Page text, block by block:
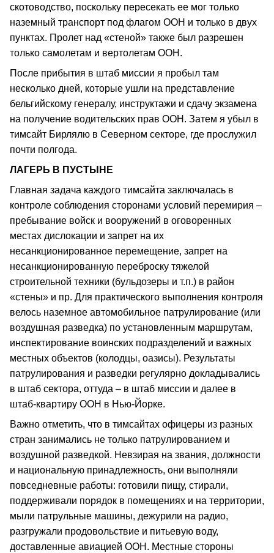
скотоводство, поскольку пересекать ее мог только
наземный транспорт под флагом ООН и только в двух
пунктах. Пролет над «стеной» также был разрешен
только самолетам и вертолетам ООН.
После прибытия в штаб миссии я пробыл там
несколько дней, которые ушли на представление
бельгийскому генералу, инструктажи и сдачу экзамена
на получение водительских прав ООН. Затем я убыл в
тимсайт Бирлялю в Северном секторе, где прослужил
почти полгода.
ЛАГЕРЬ В ПУСТЫНЕ
Главная задача каждого тимсайта заключалась в
контроле соблюдения сторонами условий перемирия –
пребывание войск и вооружений в оговоренных
местах дислокации и запрет на их
несанкционированное перемещение, запрет на
несанкционированную переброску тяжелой
строительной техники (бульдозеры и т.п.) в район
«стены» и пр. Для практического выполнения контроля
велось наземное автомобильное патрулирование (или
воздушная разведка) по установленным маршрутам,
инспектирование воинских подразделений и важных
местных объектов (колодцы, оазисы). Результаты
патрулирования и разведки регулярно докладывались
в штаб сектора, оттуда – в штаб миссии и далее в
штаб-квартиру ООН в Нью-Йорке.
Важно отметить, что в тимсайтах офицеры из разных
стран занимались не только патрулированием и
воздушной разведкой. Невзирая на звания, должности
и национальную принадлежность, они выполняли
повседневные работы: готовили пищу, стирали,
поддерживали порядок в помещениях и на территории,
мыли патрульные машины, дежурили на радио,
разгружали продовольствие и питьевую воду,
доставленные авиацией ООН. Местные стороны